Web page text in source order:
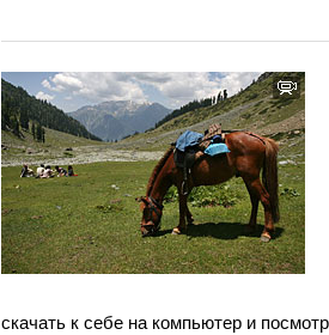
скачать к себе на компьютер и